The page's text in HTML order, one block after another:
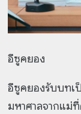
อีซูคยอง
อีซูคยองรับบทเ
มหาศาลจากแม่